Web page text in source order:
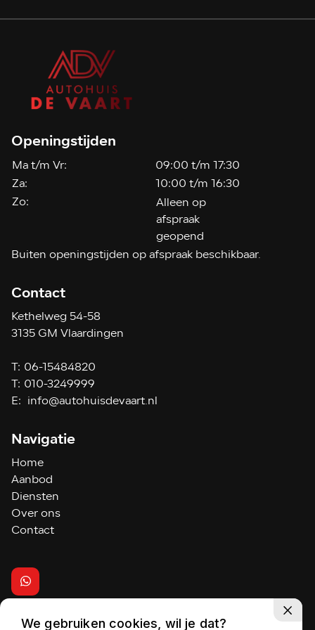
Openingstijden
Ma t/m Vr:
09:00 t/m 17:30
Za:
10:00 t/m 16:30
Zo:
Alleen op
afspraak
geopend
Buiten openingstijden op afspraak beschikbaar.
Contact
Kethelweg 54-58
3135 GM Vlaardingen
T: 06-15484820
T: 010-3249999
E:
info@autohuisdevaart.nl
Navigatie
Home
Aanbod
Diensten
Over ons
Contact
We gebruiken cookies, wil je dat?